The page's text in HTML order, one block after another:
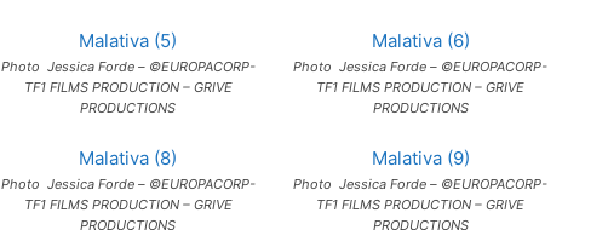
Malativa (5)
Photo Jessica Forde – ©EUROPACORP-
TF1 FILMS PRODUCTION – GRIVE
PRODUCTIONS
Malativa (6)
Photo Jessica Forde – ©EUROPACORP-
TF1 FILMS PRODUCTION – GRIVE
PRODUCTIONS
Malativa (8)
Photo Jessica Forde – ©EUROPACORP-
TF1 FILMS PRODUCTION – GRIVE
PRODUCTIONS
Malativa (9)
Photo Jessica Forde – ©EUROPACORP-
TF1 FILMS PRODUCTION – GRIVE
PRODUCTIONS